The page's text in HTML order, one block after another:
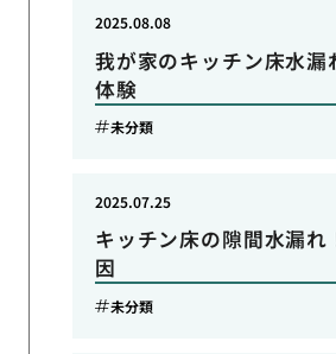
我が家のキッチン床水漏
体験
2025.08.08
未分類
キッチン床の隙間水漏れ
因
2025.07.25
未分類